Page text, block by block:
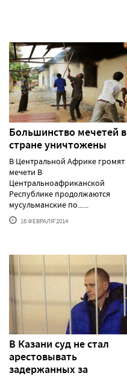
Большинство мечетей в
стране уничтожены
В Центральной Африке громят
мечети В
Центральноафриканской
Республике продолжаются
мусульманские по......
16 ФЕВРАЛЯ'2014
В Казани суд не стал
арестовывать
задержанных за